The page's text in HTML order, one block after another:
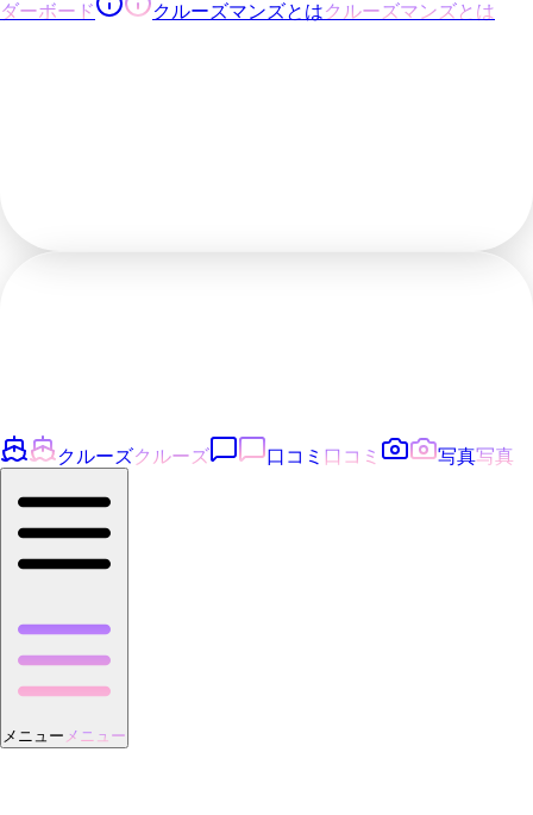
ダーボード
クルーズマンズとはクルーズマンズとは
クルーズクルーズ 口コミ 口コミ 写真写真
メニュー メニュー